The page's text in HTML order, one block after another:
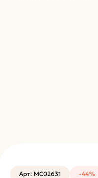
Арт: MC02631 -44%